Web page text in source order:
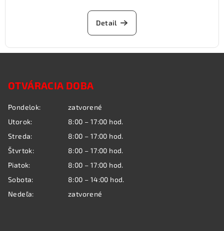
Detail
OTVÁRACIA DOBA
Pondelok:
zatvorené
Utorok:
8:00 – 17:00 hod.
Streda:
8:00 – 17:00 hod.
Štvrtok:
8:00 – 17:00 hod.
Piatok:
8:00 – 17:00 hod.
Sobota:
8:00 – 14:00 hod.
Nedeľa:
zatvorené